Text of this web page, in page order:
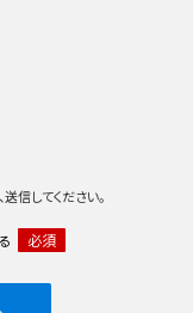
信してください。
必須